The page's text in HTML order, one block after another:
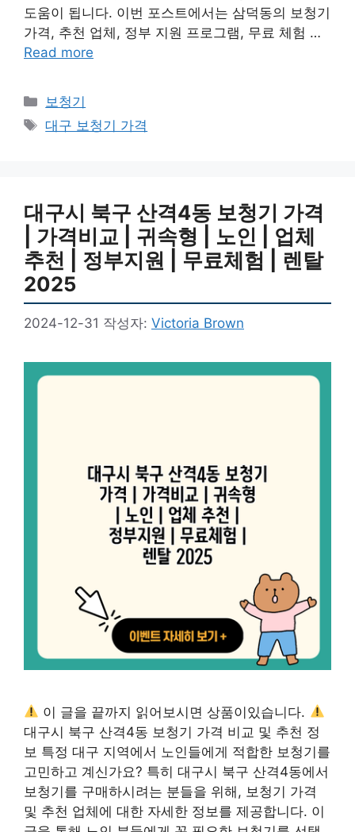
도움이 됩니다. 이번 포스트에서는 삼덕동의 보청기
가격, 추천 업체, 정부 지원 프로그램, 무료 체험 …
Read more
카
테
보청기
태
대구 보청기 가격
대구시 북구 산격4동 보청기 가격
| 가격비교 | 귀속형 | 노인 | 업체
추천 | 정부지원 | 무료체험 | 렌탈
2025
2024-12-31 작성자: Victoria Brown
이 글을 끝까지 읽어보시면 상품이있습니다.
대구시 북구 산격4동 보청기 가격 비교 및 추천 정
보 특정 대구 지역에서 노인들에게 적합한 보청기를
고민하고 계신가요? 특히 대구시 북구 산격4동에서
보청기를 구매하시려는 분들을 위해, 보청기 가격
및 추천 업체에 대한 자세한 정보를 제공합니다. 이